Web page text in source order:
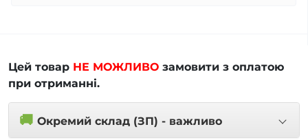
Цей товар НЕ МОЖЛИВО замовити з оплатою
при отриманні.
🚚 Окремий склад (ЗП) - важливо